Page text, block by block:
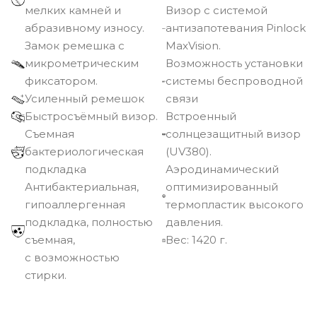
мелких камней и
абразивному износу.
Замок ремешка с
микрометрическим
фиксатором.
Усиленный ремешок
Быстросъёмный визор.
Съемная
бактериологическая
подкладка
Антибактериальная,
гипоаллергенная
подкладка, полностью
съемная,
с возможностью
стирки.
Визор с системой
антизапотевания Pinlock
MaxVision.
Возможность установки
системы беспроводной
связи
Встроенный
солнцезащитный визор
(UV380).
Аэродинамический
оптимизированный
термопластик высокого
давления.
Вec: 1420 г.